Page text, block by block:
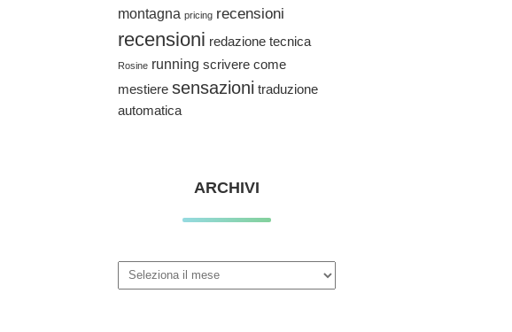
montagna pricing recensioni
recensioni redazione tecnica
Rosine running scrivere come
mestiere sensazioni traduzione
automatica
ARCHIVI
Archivi